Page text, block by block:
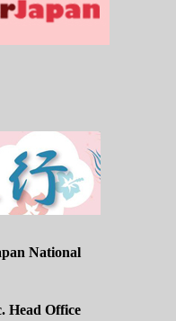
National
Head Office